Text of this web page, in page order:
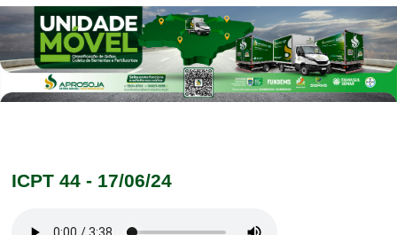
ICPT 44 - 17/06/24